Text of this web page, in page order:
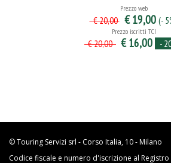
Prezzo web
€ 20,00 € 19,00 (-
Prezzo iscritti TCI
€ 20,00 € 16,00 -
© Touring Servizi srl - Corso Italia, 10 - Milano
Codice fiscale e numero d'iscrizione al